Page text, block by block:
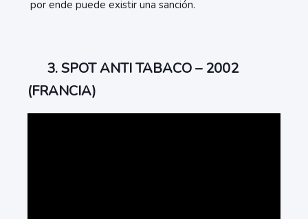
por ende puede existir una sanción.
3. SPOT ANTI TABACO – 2002
(FRANCIA)